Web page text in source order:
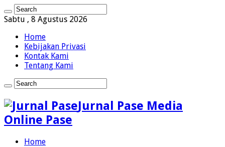
Sabtu , 8 Agustus 2026
Home
Kebijakan Privasi
Kontak Kami
Tentang Kami
Jurnal Pase Media
Online Pase
Home